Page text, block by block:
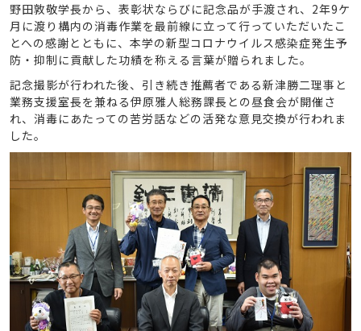
野田敦敬学長から、表彰状ならびに記念品が手渡され、2年9ケ
月に渡り構内の消毒作業を最前線に立って行っていただいたこ
とへの感謝とともに、本学の新型コロナウイルス感染症発生予
防・抑制に貢献した功績を称える言葉が贈られました。
記念撮影が行われた後、引き続き推薦者である新津勝二理事と
業務支援室長を兼ねる伊原雅人総務課長との昼食会が開催さ
れ、消毒にあたっての苦労話などの活発な意見交換が行われま
した。